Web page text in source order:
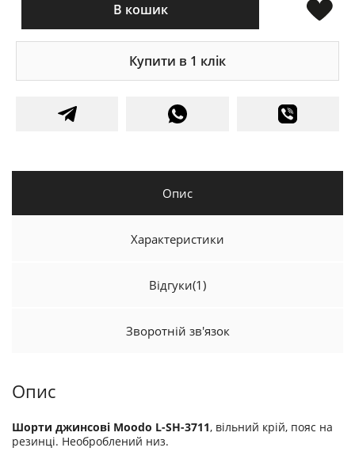
В кошик
Купити в 1 клік
Опис
Характеристики
Відгуки(1)
Зворотній зв'язок
Опис
Шорти джинсові Moodo L-SH-3711, вільний крій, пояс на
резинці. Необроблений низ.